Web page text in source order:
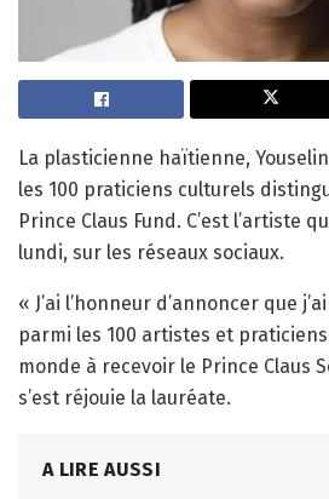
La plasticienne haïtienne,
les 100 praticiens culturels
Prince Claus Fund. C’est l’artiste
lundi, sur les réseaux sociaux.
« J’ai l’honneur d’annoncer que
parmi les 100 artistes et
monde à recevoir le Prince Claus
s’est réjouie la lauréate.
A LIRE AUSSI